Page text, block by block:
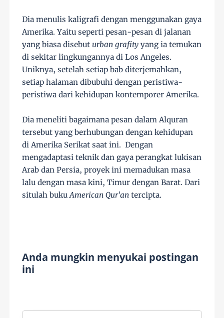
Dia menulis kaligrafi dengan menggunakan gaya
Amerika. Yaitu seperti pesan-pesan di jalanan
yang biasa disebut urban grafity yang ia temukan
di sekitar lingkungannya di Los Angeles.
Uniknya, setelah setiap bab diterjemahkan,
setiap halaman dibubuhi dengan peristiwa-
peristiwa dari kehidupan kontemporer Amerika.
Dia meneliti bagaimana pesan dalam Alquran
tersebut yang berhubungan dengan kehidupan
di Amerika Serikat saat ini. Dengan
mengadaptasi teknik dan gaya perangkat lukisan
Arab dan Persia, proyek ini memadukan masa
lalu dengan masa kini, Timur dengan Barat. Dari
situlah bukuAmerican Qur'an tercipta.
Anda mungkin menyukai postingan
ini